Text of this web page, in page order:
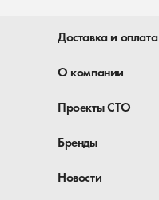
Доставка и оплата
О компании
Проекты СТО
Бренды
Новости